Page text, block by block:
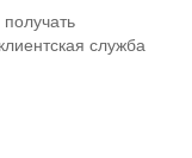
служба